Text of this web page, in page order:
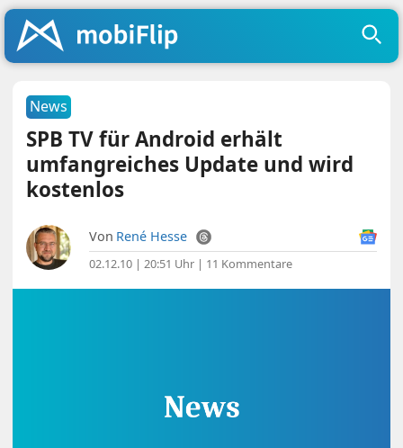
News
SPB TV für Android erhält
umfangreiches Update und wird
kostenlos
Von René Hesse
02.12.10 | 20:51 Uhr | 11 Kommentare